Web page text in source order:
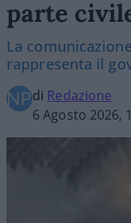
parte
La
rappresenta il
di Redazione
6 Agosto 2026,